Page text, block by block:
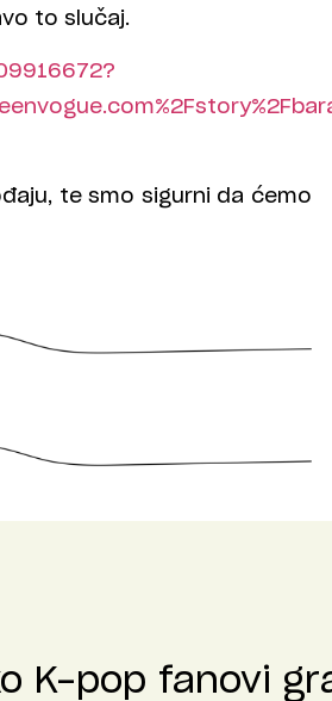
to slučaj.
te smo sigurni da ćemo
K-pop fanovi